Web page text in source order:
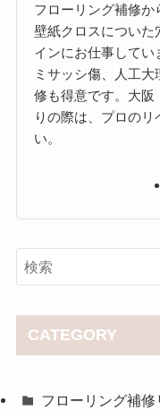
フローリング補修
壁紙クロスについた
インにお仕事して
ミサッシ傷、人工
修も得意です。大阪
りの際は、プロの
い。
CATEGORY
フローリング補修